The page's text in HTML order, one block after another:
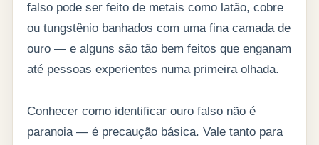
falso pode ser feito de metais como latão, cobre
ou tungstênio banhados com uma fina camada de
ouro — e alguns são tão bem feitos que enganam
até pessoas experientes numa primeira olhada.
Conhecer como identificar ouro falso não é
paranoia — é precaução básica. Vale tanto para